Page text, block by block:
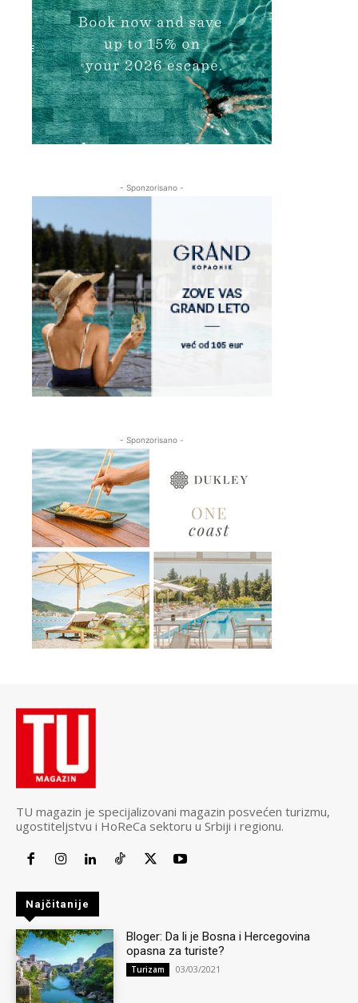
- Sponzorisano -
- Sponzorisano -
TU magazin je specijalizovani magazin posvećen turizmu,
ugostiteljstvu i HoReCa sektoru u Srbiji i regionu.
Najčitanije
Bloger: Da li je Bosna i Hercegovina
opasna za turiste?
Turizam 03/03/2021